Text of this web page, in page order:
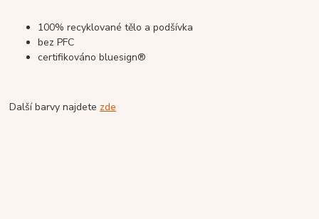
100% recyklované tělo a podšívka
bez PFC
certifikováno bluesign®
Další barvy najdete zde